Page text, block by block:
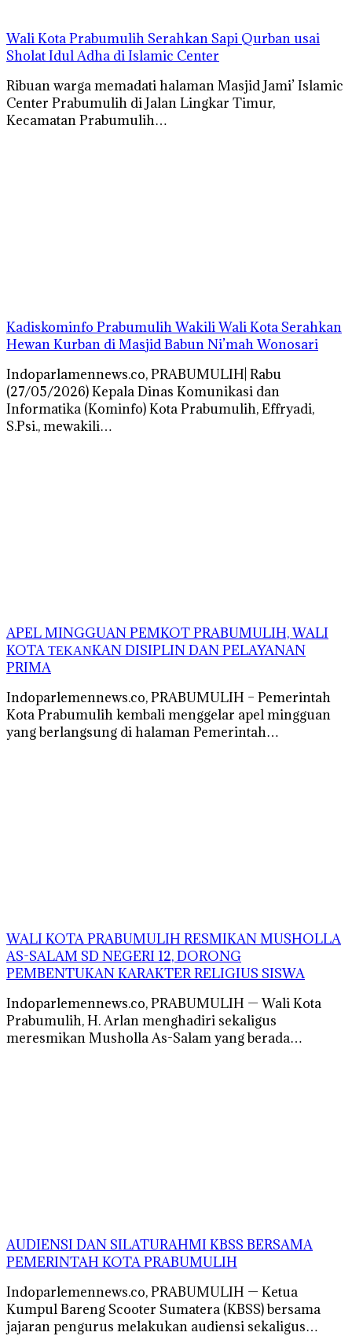
Wali Kota Prabumulih Serahkan Sapi Qurban usai
Sholat Idul Adha di Islamic Center
Ribuan warga memadati halaman Masjid Jami’ Islamic
Center Prabumulih di Jalan Lingkar Timur,
Kecamatan Prabumulih…
Kadiskominfo Prabumulih Wakili Wali Kota Serahkan
Hewan Kurban di Masjid Babun Ni’mah Wonosari
Indoparlamennews.co, PRABUMULIH| Rabu
(27/05/2026) Kepala Dinas Komunikasi dan
Informatika (Kominfo) Kota Prabumulih, Effryadi,
S.Psi., mewakili…
APEL MINGGUAN PEMKOT PRABUMULIH, WALI
KOTA ΤΕΚΑΝKAN DISIPLIN DAN PELAYANAN
PRIMA
Indoparlemennews.co, PRABUMULIH – Pemerintah
Kota Prabumulih kembali menggelar apel mingguan
yang berlangsung di halaman Pemerintah…
WALI KOTA PRABUMULIH RESMIKAN MUSHOLLA
AS-SALAM SD NEGERI 12, DORONG
PEMBENTUKAN KARAKTER RELIGIUS SISWA
Indoparlemennews.co, PRABUMULIH — Wali Kota
Prabumulih, H. Arlan menghadiri sekaligus
meresmikan Musholla As-Salam yang berada…
AUDIENSI DAN SILATURAHMI KBSS BERSAMA
PEMERINTAH KOTA PRABUMULIH
Indoparlemennews.co, PRABUMULIH — Ketua
Kumpul Bareng Scooter Sumatera (KBSS) bersama
jajaran pengurus melakukan audiensi sekaligus…